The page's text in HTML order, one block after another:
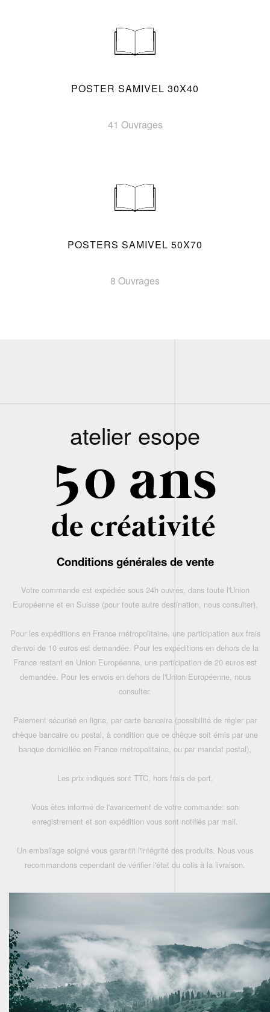
POSTER SAMIVEL 30X40
41 Ouvrages
POSTERS SAMIVEL 50X70
8 Ouvrages
atelier esope
Conditions générales de vente
Votre commande est expédiée sous 24h ouvrés, dans toute l'Union
Européenne et en Suisse (pour toute autre destination, nous consulter),
Pour les expéditions en France métropolitaine, une participation aux frais
d'envoi de 10 euros est demandée. Pour les expéditions en dehors de la
France restant en Union Européenne, une participation de 20 euros est
demandée. Pour les envois en dehors de l'Union Européenne, nous
consulter.
Paiement sécurisé en ligne, par carte bancaire (possibilité de régler par
chèque bancaire ou postal, à condition que ce chèque soit émis par une
banque domiciliée en France métropolitaine, ou par mandat postal),
Les prix indiqués sont TTC, hors frais de port,
Vous êtes informé de l'avancement de votre commande: son
enregistrement et son expédition vous sont notifiés par mail.
Un emballage soigné vous garantit l'intégrité des produits. Nous vous
recommandons cependant de vérifier l'état du colis à la livraison.